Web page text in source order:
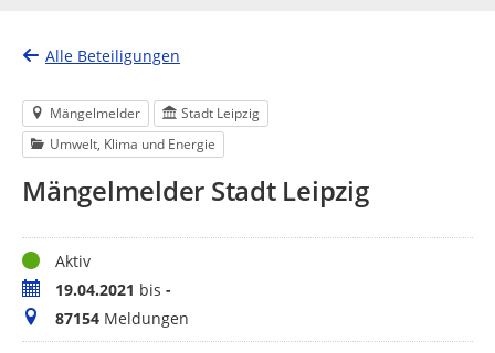
Alle Beteiligungen
Mängelmelder
Stadt Leipzig
Umwelt, Klima und Energie
Mängelmelder Stadt Leipzig
StatusAktiv
Zeitraum19.04.2021 bis -
Meldungen
87154 Meldungen